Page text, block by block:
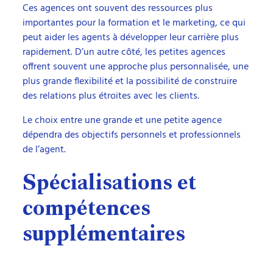
Ces agences ont souvent des ressources plus
importantes pour la formation et le marketing, ce qui
peut aider les agents à développer leur carrière plus
rapidement. D’un autre côté, les petites agences
offrent souvent une approche plus personnalisée, une
plus grande flexibilité et la possibilité de construire
des relations plus étroites avec les clients.
Le choix entre une grande et une petite agence
dépendra des objectifs personnels et professionnels
de l’agent.
Spécialisations et
compétences
supplémentaires